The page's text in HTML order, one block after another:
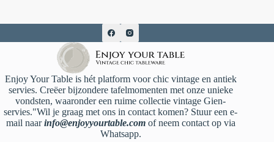
Enjoy Your Table is hét platform voor chic vintage en antiek
servies. Creëer bijzondere tafelmomenten met onze unieke
vondsten, waaronder een ruime collectie vintage Gien-
servies."Wil je graag met ons in contact komen? Stuur een e-
mail naarinfo@enjoyyourtable.comof neem contact op via
Whatsapp.